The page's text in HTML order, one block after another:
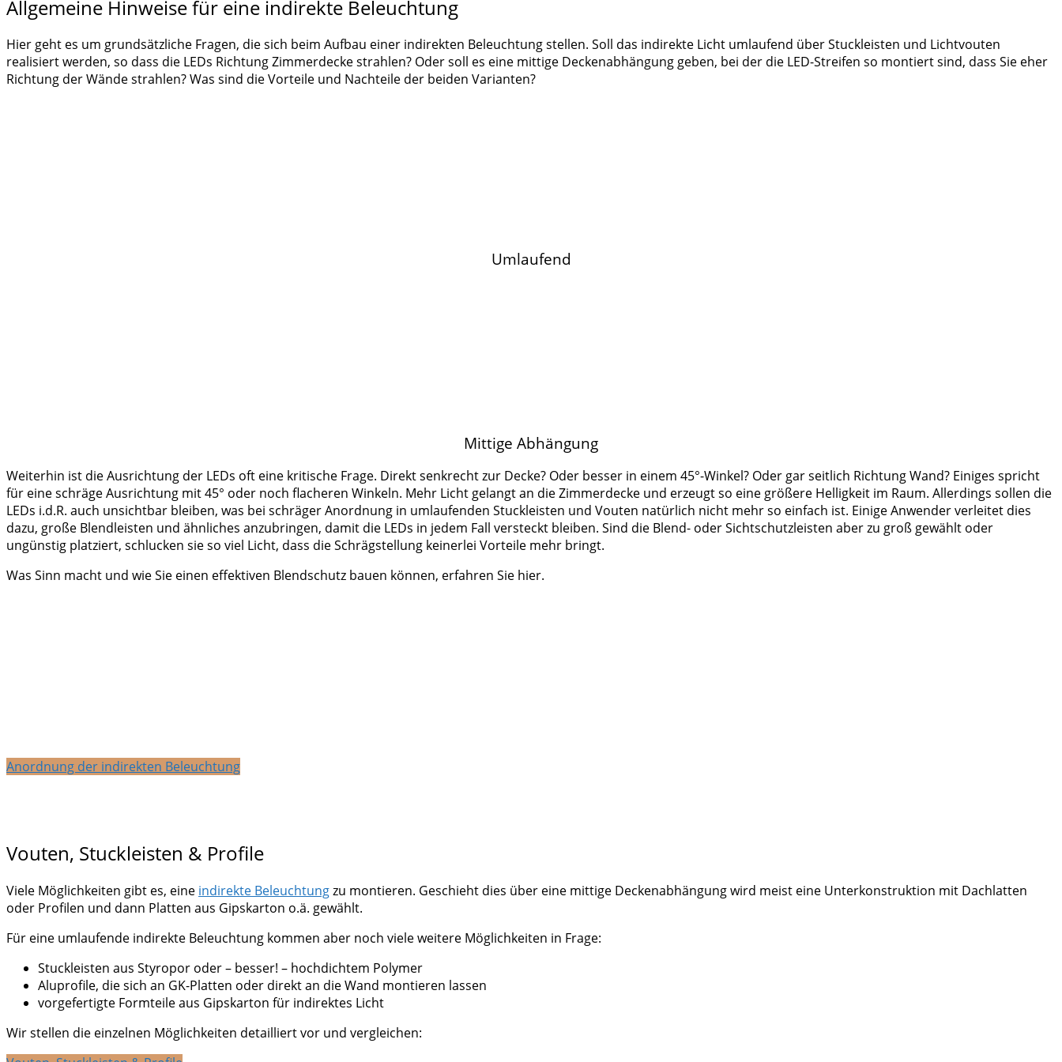
Allgemeine Hinweise für eine indirekte Beleuchtung
Hier geht es um grundsätzliche Fragen, die sich beim Aufbau einer indirekten Beleuchtung stellen. Soll das indirekte Licht umlaufend über Stuckleisten und Lichtvouten
realisiert werden, so dass die LEDs Richtung Zimmerdecke strahlen? Oder soll es eine mittige Deckenabhängung geben, bei der die LED-Streifen so montiert sind, dass Sie eher
Richtung der Wände strahlen? Was sind die Vorteile und Nachteile der beiden Varianten?
Umlaufend
Mittige Abhängung
Weiterhin ist die Ausrichtung der LEDs oft eine kritische Frage. Direkt senkrecht zur Decke? Oder besser in einem 45°-Winkel? Oder gar seitlich Richtung Wand? Einiges spricht
für eine schräge Ausrichtung mit 45° oder noch flacheren Winkeln. Mehr Licht gelangt an die Zimmerdecke und erzeugt so eine größere Helligkeit im Raum. Allerdings sollen die
LEDs i.d.R. auch unsichtbar bleiben, was bei schräger Anordnung in umlaufenden Stuckleisten und Vouten natürlich nicht mehr so einfach ist. Einige Anwender verleitet dies
dazu, große Blendleisten und ähnliches anzubringen, damit die LEDs in jedem Fall versteckt bleiben. Sind die Blend- oder Sichtschutzleisten aber zu groß gewählt oder
ungünstig platziert, schlucken sie so viel Licht, dass die Schrägstellung keinerlei Vorteile mehr bringt.
Was Sinn macht und wie Sie einen effektiven Blendschutz bauen können, erfahren Sie hier.
Anordnung der indirekten Beleuchtung
Vouten, Stuckleisten & Profile
Viele Möglichkeiten gibt es, eine indirekte Beleuchtungzu montieren. Geschieht dies über eine mittige Deckenabhängung wird meist eine Unterkonstruktion mit Dachlatten
oder Profilen und dann Platten aus Gipskarton o.ä. gewählt.
Für eine umlaufende indirekte Beleuchtung kommen aber noch viele weitere Möglichkeiten in Frage:
Stuckleisten aus Styropor oder – besser! – hochdichtem Polymer
Aluprofile, die sich an GK-Platten oder direkt an die Wand montieren lassen
vorgefertigte Formteile aus Gipskarton für indirektes Licht
Wir stellen die einzelnen Möglichkeiten detailliert vor und vergleichen: